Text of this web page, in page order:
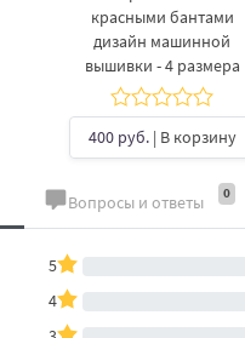
красными бантами
дизайн машинной
вышивки - 4 размера
400 руб.| В корзину
Вопросы и ответы 0
5
4